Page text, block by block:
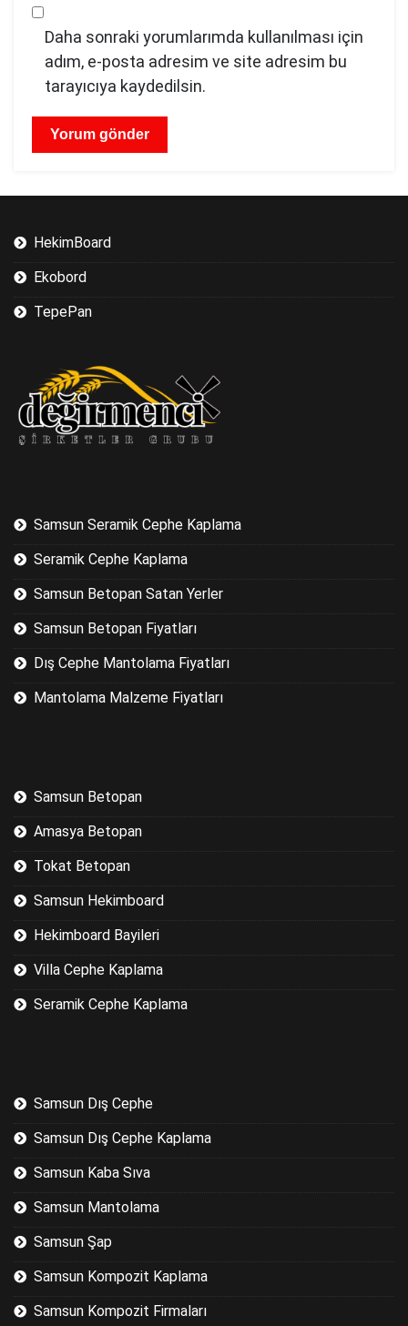
Daha sonraki yorumlarımda kullanılması için
adım, e-posta adresim ve site adresim bu
tarayıcıya kaydedilsin.
HekimBoard
Ekobord
TepePan
Samsun Seramik Cephe Kaplama
Seramik Cephe Kaplama
Samsun Betopan Satan Yerler
Samsun Betopan Fiyatları
Dış Cephe Mantolama Fiyatları
Mantolama Malzeme Fiyatları
Samsun Betopan
Amasya Betopan
Tokat Betopan
Samsun Hekimboard
Hekimboard Bayileri
Villa Cephe Kaplama
Seramik Cephe Kaplama
Samsun Dış Cephe
Samsun Dış Cephe Kaplama
Samsun Kaba Sıva
Samsun Mantolama
Samsun Şap
Samsun Kompozit Kaplama
Samsun Kompozit Firmaları